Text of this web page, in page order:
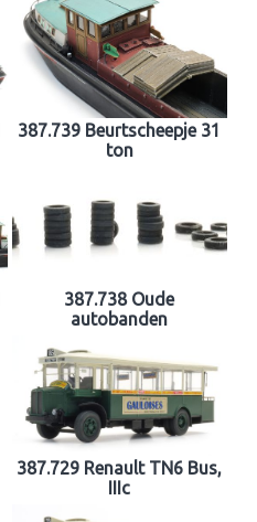
387.739 Beurtscheepje 31
ton
387.738 Oude
autobanden
387.729 Renault TN6 Bus,
IIIc